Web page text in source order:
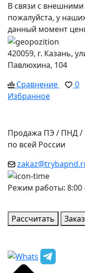
В связи с внешними
пожалуйста, у
данный момент
420059, г. Казань,
Павлюхина, 104
Сравнение
0
Избранное
Продажа ПЭ / ПНД /
по всей России
Режим работы: 8:00
Рассчитать